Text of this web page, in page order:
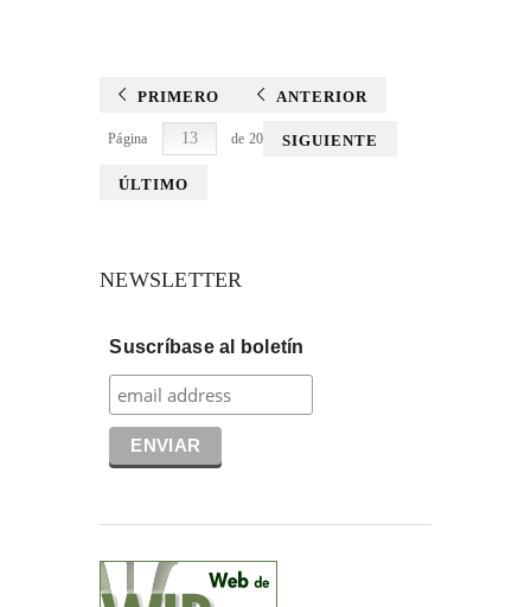
PRIMERO ANTERIOR
Página de 20 SIGUIENTE
ÚLTIMO
NEWSLETTER
Suscríbase al boletín